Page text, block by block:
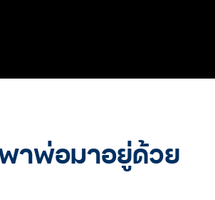
าพ่อมาอยู่ด้วย